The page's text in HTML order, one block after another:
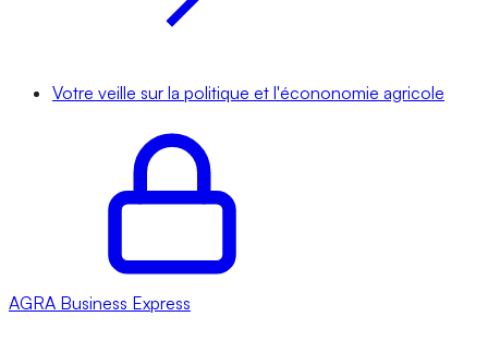
Votre veille sur la politique et l'écononomie agricole
AGRA Business Express